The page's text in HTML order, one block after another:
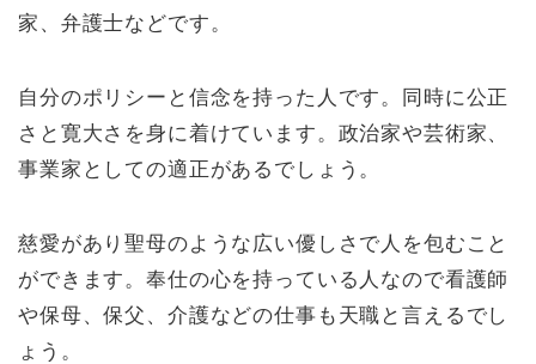
家、弁護士などです。
自分のポリシーと信念を持った人です。同時に公正
さと寛大さを身に着けています。政治家や芸術家、
事業家としての適正があるでしょう。
慈愛があり聖母のような広い優しさで人を包むこと
ができます。奉仕の心を持っている人なので看護師
や保母、保父、介護などの仕事も天職と言えるでし
ょう。